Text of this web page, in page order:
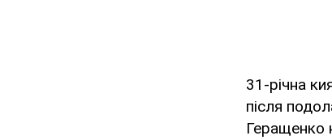
31-річна
після
Геращенко